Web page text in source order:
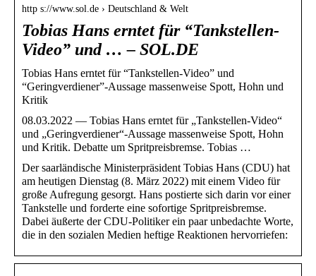
http s://www.sol.de › Deutschland & Welt
Tobias Hans erntet für “Tankstellen-
Video” und … – SOL.DE
Tobias Hans erntet für “Tankstellen-Video” und
“Geringverdiener”-Aussage massenweise Spott, Hohn und
Kritik
08.03.2022 — Tobias Hans erntet für „Tankstellen-Video“
und „Geringverdiener“-Aussage massenweise Spott, Hohn
und Kritik. Debatte um Spritpreisbremse. Tobias …
Der saarländische Ministerpräsident Tobias Hans (CDU) hat
am heutigen Dienstag (8. März 2022) mit einem Video für
große Aufregung gesorgt. Hans postierte sich darin vor einer
Tankstelle und forderte eine sofortige Spritpreisbremse.
Dabei äußerte der CDU-Politiker ein paar unbedachte Worte,
die in den sozialen Medien heftige Reaktionen hervorriefen: